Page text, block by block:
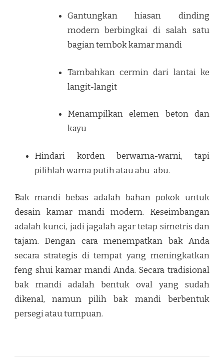
Gantungkan hiasan dinding
modern berbingkai di salah satu
bagian tembok kamar mandi
Tambahkan cermin dari lantai ke
langit-langit
Menampilkan elemen beton dan
kayu
Hindari korden berwarna-warni, tapi
pilihlah warna putih atau abu-abu.
Bak mandi bebas adalah bahan pokok untuk
desain kamar mandi modern. Keseimbangan
adalah kunci, jadi jagalah agar tetap simetris dan
tajam. Dengan cara menempatkan bak Anda
secara strategis di tempat yang meningkatkan
feng shui kamar mandi Anda. Secara tradisional
bak mandi adalah bentuk oval yang sudah
dikenal, namun pilih bak mandi berbentuk
persegi atau tumpuan.